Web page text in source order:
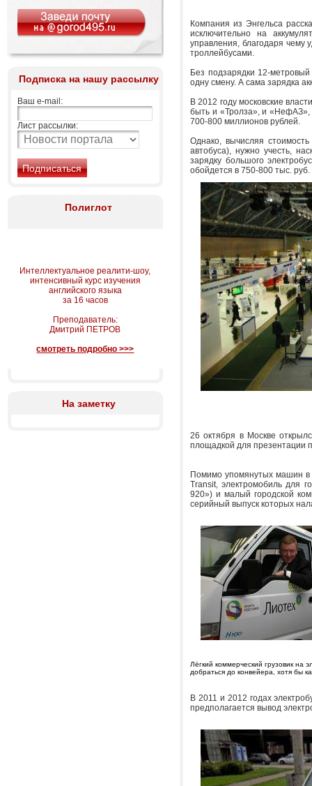
Подписка на нашу рассылку
Ваш e-mail:
Лист рассылки:
Полиглот
Интеллектуальное реалити-шоу,
интенсивный курс изучения
английского языка
за 16 часов
Преподаватель:
Дмитрий ПЕТРОВ
смотреть подробно >>>
На заметку
Компания из Энгельса
исключительно на
управления, благодаря чему
троллейбусами.
Без подзарядки 12-
одну смену. А сама зарядка
В 2012 году московские
быть и «Тролза», и «НефАЗ»,
700-800 миллионов рублей.
Однако, вычисляя
автобуса), нужно учесть,
зарядку большого
обойдется в 750-800 тыс. руб.
26 октября в Москве
площадкой для презентации
Помимо упомянутых машин в
Transit, электромобиль для
920») и малый городской
серийный выпуск которых
Лёгкий коммерческий грузовик
добраться до конвейера, хотя бы
В 2011 и 2012 годах
предполагается вывод